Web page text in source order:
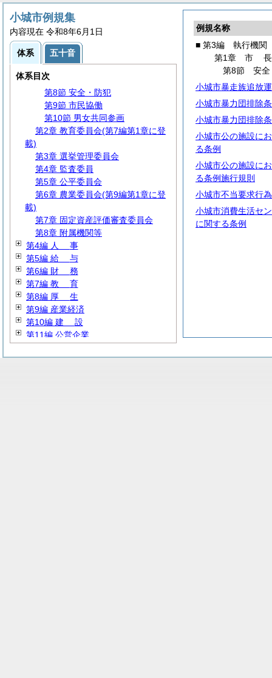
例規名称
■ 第3編 執行機関
第1章 市長
第8節 安全
小城市暴走族追放
小城市暴力団排除
小城市暴力団排除
小城市公の施設に
る条例
小城市公の施設に
る条例施行規則
小城市不当要求行
小城市消費生活セ
に関する条例
小城市例規集
内容現在 令和8年6月1日
体系 五十音
体系目次
第1節 事務分掌
第2節 代理・代決等
第3節 文書・公印
第4節 情報の公開・保護等
第5節 行政手続
第6節住民
第7節
第8節 安全・防犯
第9節 市民協働
第10節 男女共同参画
第2章 教育委員会(第7編第1章に登
載)
第3章 選挙管理委員会
第4章 監査委員
第5章 公平委員会
第6章 農業委員会(第9編第1章に登
載)
第7章 固定資産評価審査委員会
第8章 附属機関等
第4編 人 事
第5編 給 与
第6編 財 務
第7編 教 育
第8編 厚 生
第9編 産業経済
第10編 建 設
第11編 公営企業
第13編 その他